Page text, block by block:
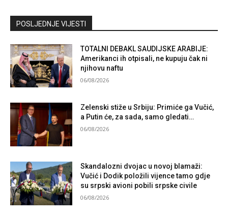
Kontaktirajte nas
POSLJEDNJE VIJESTI
TOTALNI DEBAKL SAUDIJSKE ARABIJE:
Amerikanci ih otpisali, ne kupuju čak ni
njihovu naftu
06/08/2026
Zelenski stiže u Srbiju: Primiće ga Vučić,
a Putin će, za sada, samo gledati…
06/08/2026
Skandalozni dvojac u novoj blamaži:
Vučić i Dodik položili vijence tamo gdje
su srpski avioni pobili srpske civile
06/08/2026